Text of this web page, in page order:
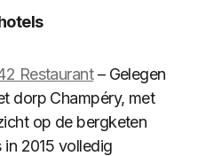
Restaurant– Gelegen
dorp Champéry, met
op de bergketen
2015 volledig